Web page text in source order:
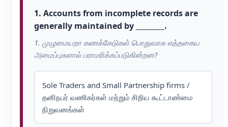
1. Accounts from incomplete records are
generally maintained by ________.
1. முழுமையறா கணக்கேடுகள் பொதுவாக எத்தகைய
அமைப்புகளால் பராமரிக்கப்படுகின்றன?
Sole Traders and Small Partnership firms /
தனிநபர் வணிகர்கள் மற்றும் சிறிய கூட்டாண்மை
நிறுவனங்கள்